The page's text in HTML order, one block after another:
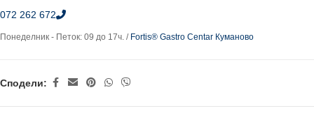
072 262 672
Понеделник - Петок: 09 до 17ч. / Fortis® Gastro Centar Куманово
Сподели: